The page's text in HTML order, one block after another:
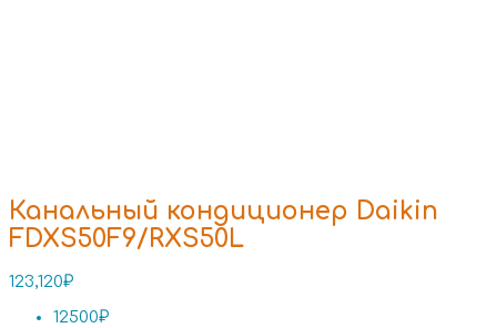
Канальный кондиционер Daikin
FDXS50F9/RXS50L
123,120₽
12500₽